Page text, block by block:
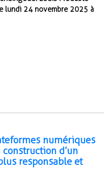
lundi 24 novembre 2025 à
numériques
construction d’un
responsable et